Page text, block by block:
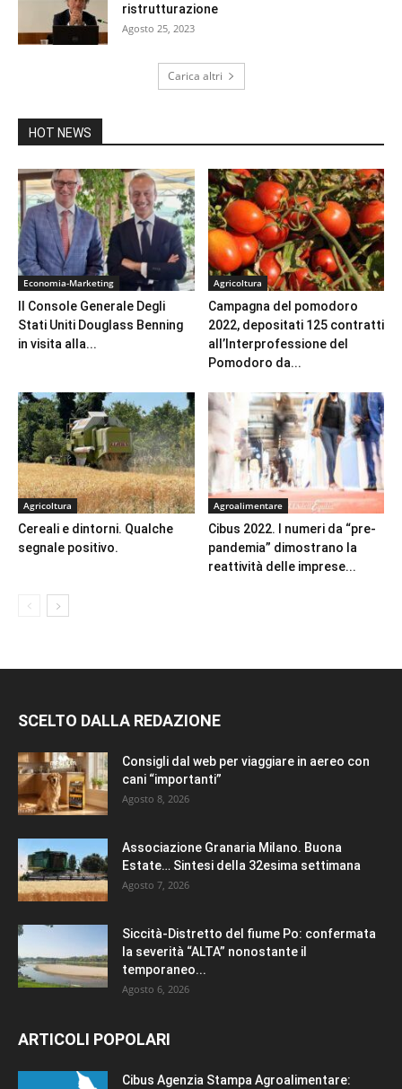
ristrutturazione
Agosto 25, 2023
Carica altri
HOT NEWS
Economia-Marketing
Il Console Generale Degli
Stati Uniti Douglass Benning
in visita alla...
Agricoltura
Campagna del pomodoro
2022, depositati 125 contratti
all’Interprofessione del
Pomodoro da...
Agricoltura
Cereali e dintorni. Qualche
segnale positivo.
Agroalimentare
Cibus 2022. I numeri da “pre-
pandemia” dimostrano la
reattività delle imprese...
SCELTO DALLA REDAZIONE
Consigli dal web per viaggiare in aereo con
cani “importanti”
Agosto 8, 2026
Associazione Granaria Milano. Buona
Estate… Sintesi della 32esima settimana
Agosto 7, 2026
Siccità-Distretto del fiume Po: confermata
la severità “ALTA” nonostante il
temporaneo...
Agosto 6, 2026
ARTICOLI POPOLARI
Cibus Agenzia Stampa Agroalimentare: